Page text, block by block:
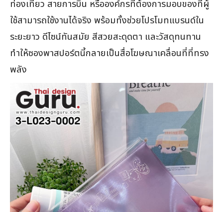
ท่องเที่ยว สายการบิน หรือองค์กรที่ต้องการมอบของที่ผู้
ใช้สามารถใช้งานได้จริง พร้อมทั้งช่วยโปรโมทแบรนด์ใน
ระยะยาว ดีไซน์ทันสมัย สีสวยสะดุดตา และวัสดุทนทาน
ทำให้ซองพาสปอร์ตนี้กลายเป็นสื่อโฆษณาเคลื่อนที่ที่ทรง
พลัง